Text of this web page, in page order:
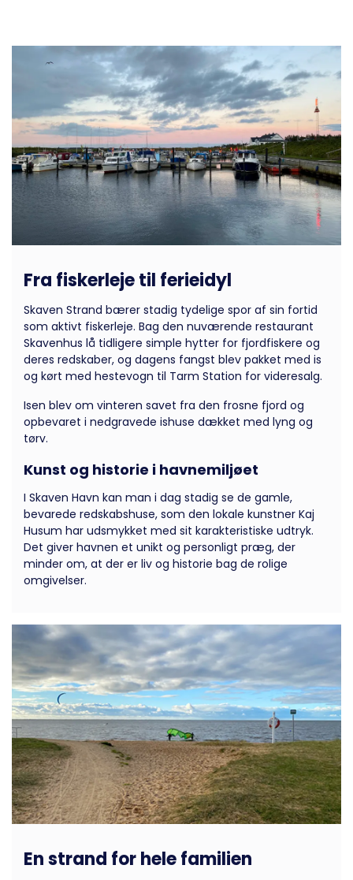
Fra fiskerleje til ferieidyl
Skaven Strand bærer stadig tydelige spor af sin fortid
som aktivt fiskerleje. Bag den nuværende restaurant
Skavenhus lå tidligere simple hytter for fjordfiskere og
deres redskaber, og dagens fangst blev pakket med is
og kørt med hestevogn til Tarm Station for videresalg.
Isen blev om vinteren savet fra den frosne fjord og
opbevaret i nedgravede ishuse dækket med lyng og
tørv.
Kunst og historie i havnemiljøet
I Skaven Havn kan man i dag stadig se de gamle,
bevarede redskabshuse, som den lokale kunstner Kaj
Husum har udsmykket med sit karakteristiske udtryk.
Det giver havnen et unikt og personligt præg, der
minder om, at der er liv og historie bag de rolige
omgivelser.
En strand for hele familien